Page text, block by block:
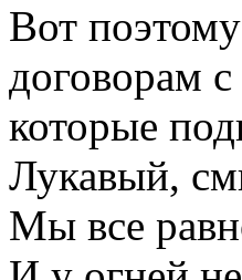
Вот
договорам
которые
Лукавый,
Мы все